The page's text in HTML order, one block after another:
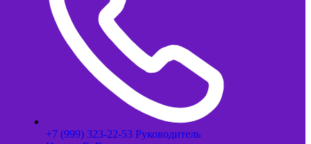
+7 (999) 323-22-53 Руководитель